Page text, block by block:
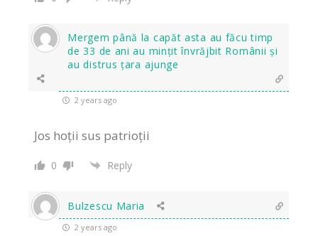
Mergem până la capăt asta au făcu timp
de 33 de ani au mințit învrăjbit Românii și
au distrus țara ajunge
2 years ago
Jos hoții sus patrioții
0 Reply
Bulzescu Maria
2 years ago